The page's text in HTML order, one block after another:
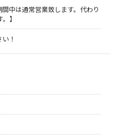
中は通常営業致します。代わり
】
！